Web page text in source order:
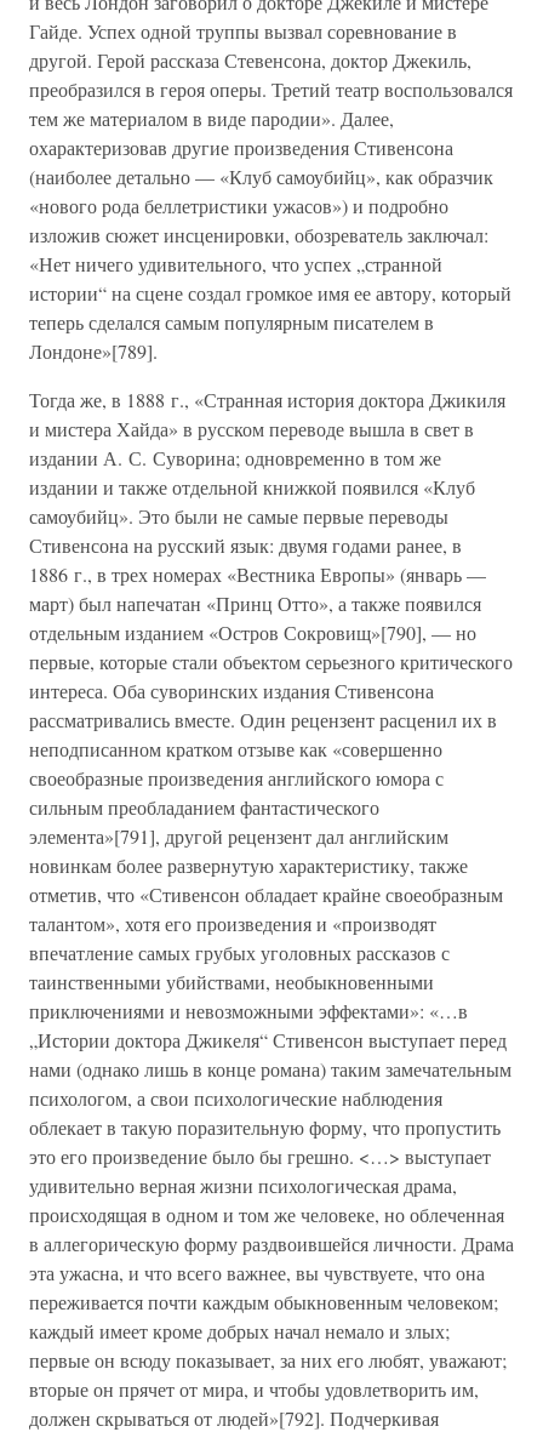
Гайде. Успех одной труппы вызвал соревнование в
другой. Герой рассказа Стевенсона, доктор Джекиль,
преобразился в героя оперы. Третий театр воспользовался
тем же материалом в виде пародии». Далее,
охарактеризовав другие произведения Стивенсона
(наиболее детально — «Клуб самоубийц», как образчик
«нового рода беллетристики ужасов») и подробно
изложив сюжет инсценировки, обозреватель заключал:
«Нет ничего удивительного, что успех „странной
истории“ на сцене создал громкое имя ее автору, который
теперь сделался самым популярным писателем в
Лондоне»[789].
Тогда же, в 1888 г., «Странная история доктора Джикиля
и мистера Хайда» в русском переводе вышла в свет в
издании А. С. Суворина; одновременно в том же
издании и также отдельной книжкой появился «Клуб
самоубийц». Это были не самые первые переводы
Стивенсона на русский язык: двумя годами ранее, в
1886 г., в трех номерах «Вестника Европы» (январь —
март) был напечатан «Принц Отто», а также появился
отдельным изданием «Остров Сокровищ»[790], — но
первые, которые стали объектом серьезного критического
интереса. Оба суворинских издания Стивенсона
рассматривались вместе. Один рецензент расценил их в
неподписанном кратком отзыве как «совершенно
своеобразные произведения английского юмора с
сильным преобладанием фантастического
элемента»[791], другой рецензент дал английским
новинкам более развернутую характеристику, также
отметив, что «Стивенсон обладает крайне своеобразным
талантом», хотя его произведения и «производят
впечатление самых грубых уголовных рассказов с
таинственными убийствами, необыкновенными
приключениями и невозможными эффектами»: «…в
„Истории доктора Джикеля“ Стивенсон выступает перед
нами (однако лишь в конце романа) таким замечательным
психологом, а свои психологические наблюдения
облекает в такую поразительную форму, что пропустить
это его произведение было бы грешно. <…> выступает
удивительно верная жизни психологическая драма,
происходящая в одном и том же человеке, но облеченная
в аллегорическую форму раздвоившейся личности. Драма
эта ужасна, и что всего важнее, вы чувствуете, что она
переживается почти каждым обыкновенным человеком;
каждый имеет кроме добрых начал немало и злых;
первые он всюду показывает, за них его любят, уважают;
вторые он прячет от мира, и чтобы удовлетворить им,
должен скрываться от людей»[792]. Подчеркивая